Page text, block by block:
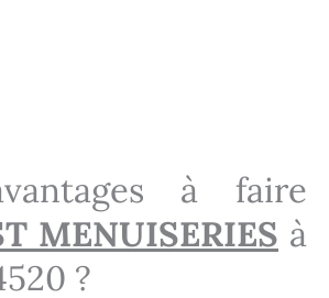
à faire
MENUISERIES à
?